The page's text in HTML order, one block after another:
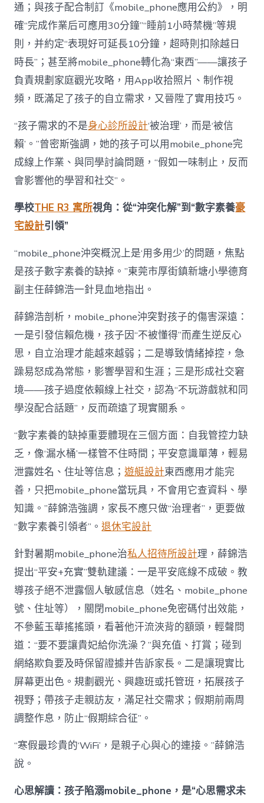
通；與孩子配合制訂《mobile_phone應用公約》，明
確“完成作業后可應用30分鐘”“睡前1小時禁機”等規
則，并約定“表現好可延長10分鐘，超時則扣除越日
時長”；甚至將mobile_phone轉化為“東西”——讓孩子
負責規劃家庭觀光攻略，用App收拾照片、制作視
頻，既滿足了孩子的自立需求，又晉陞了實用技巧。
“孩子需求的不是身心診所設計‘被治理’，而是‘被信
賴’。”曾密斯強調，她的孩子可以用mobile_phone完
成線上作業、與同學討論問題，“假如一味制止，反而
會影響他的學習和社交”。
學校THE R3 寓所視角：從“沖突化解”到“數字素養豪
宅設計引領”
“mobile_phone沖突概況上是‘用多用少’的問題，焦點
是孩子數字素養的缺掉。”東莞市厚街鎮新塘小學德育
副主任薛錦浩一針見血地指出。
薛錦浩剖析，mobile_phone沖突對孩子的傷害深遠：
一是引發信賴危機，孩子因“不被懂得”而產生逆反心
思，自立治理才能越來越弱；二是導致情緒掉控，急
躁易怒成為常態，影響學習和生涯；三是形成社交窘
境——孩子過度依賴線上社交，認為“不玩游戲就和同
學沒配合話題”，反而疏遠了現實關系。
“數字素養的缺掉重要體現在三個方面：自我管控力缺
乏，像‘漏水桶’一樣管不住時間；平安意識單薄，輕易
泄露姓名、住址等信息；遊艇設計東西應用才能完
善，只把mobile_phone當玩具，不會用它查資料、學
知識。”薛錦浩強調，家長不應只做“治理者”，更要做
“數字素養引領者”。退休宅設計
針對暑期mobile_phone治私人招待所設計理，薛錦浩
提出“平安+充實”雙軌建議：一是平安底線不成破。教
導孩子絕不泄露個人敏感信息（姓名、mobile_phone
號、住址等），關閉mobile_phone免密碼付出效能，
不參藍玉華搖搖頭，看著他汗流浹背的額頭，輕聲問
道：“要不要讓貴妃給你洗澡？”與充值、打賞；碰到
網絡欺負要及時保留證據并告訴家長。二是讓現實比
屏幕更出色。規劃觀光、興趣班或托管班，拓展孩子
視野；帶孩子走親訪友，滿足社交需求；假期前兩周
調整作息，防止“假期綜合征”。
“寒假最珍貴的‘WiFi’，是親子心與心的連接。”薛錦浩
說。
心思解讀：孩子陷溺mobile_phone，是“心思需求未